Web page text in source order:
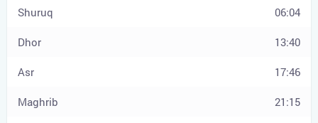
06:04
13:40
17:46
21:15